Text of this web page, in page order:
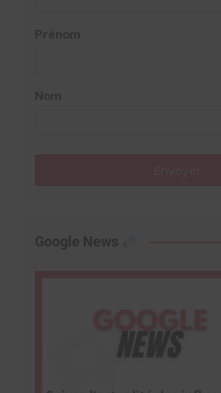
Prénom
Nom
Google News